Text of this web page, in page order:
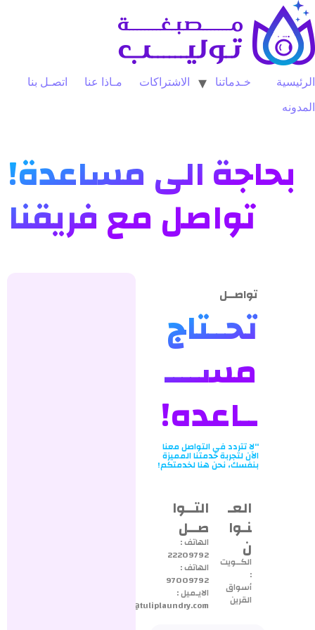
الرئيسية خـدماتنا الاشتراكات مـاذا عنا اتصـل بنا
المدونه
بحاجة الى مساعدة!
تواصل مع فريقنا
تواصــل
تحــتاج
مســــ
ــاعده!
“لا تتردد في التواصل معنا
الآن لتجربة خدمتنا المميزة
بنفسك، نحن هنا لخدمتكم!
العـ
نـوا
ن
الكــويت
:
أسواق
القرين
التــوا
صــل
الهاتف :
22209792
الهاتف :
97009792
الايـميل :
info@tuliplaundry.com